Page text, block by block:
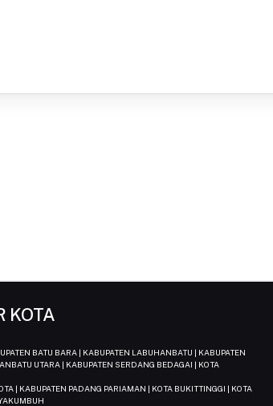
KOTA
BATU BARA | KABUPATEN LABUHANBATU | KABUPATEN
UTARA | KABUPATEN SERDANG BEDAGAI | KOTA
| KABUPATEN PADANG PARIAMAN | KOTA BUKITTINGGI | KOTA